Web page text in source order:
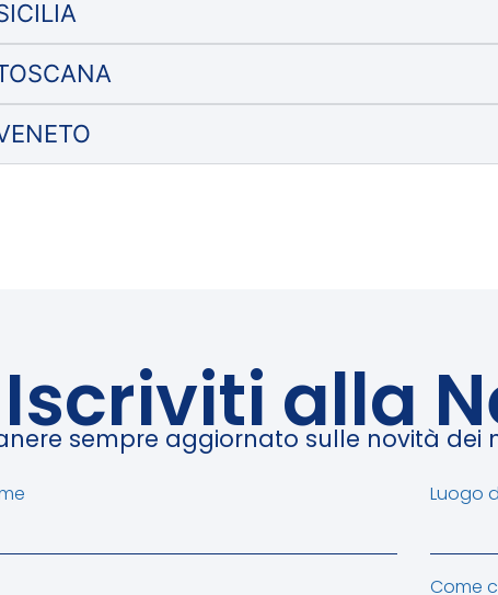
Iscriviti alla
sempre aggiornato sulle novità dei
Luogo
Come